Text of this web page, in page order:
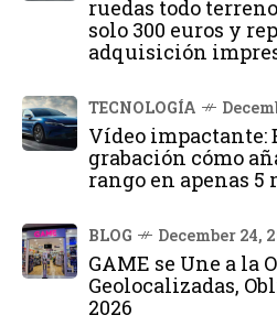
ruedas todo
solo 300 euros y
adquisición
TECNOLOGÍA
Vídeo impactante:
grabación cómo
rango en apenas 5
BLOG December 24,
GAME se Une a la
Geolocalizadas,
2026